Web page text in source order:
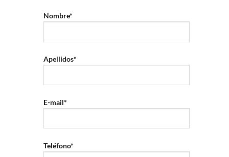
Nombre*
Apellidos*
E-mail*
Teléfono*